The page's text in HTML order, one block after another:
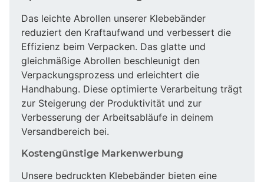
Das leichte Abrollen unserer Klebebänder
reduziert den Kraftaufwand und verbessert die
Effizienz beim Verpacken. Das glatte und
gleichmäßige Abrollen beschleunigt den
Verpackungsprozess und erleichtert die
Handhabung. Diese optimierte Verarbeitung trägt
zur Steigerung der Produktivität und zur
Verbesserung der Arbeitsabläufe in deinem
Versandbereich bei.
Kostengünstige Markenwerbung
Unsere bedruckten Klebebänder bieten eine